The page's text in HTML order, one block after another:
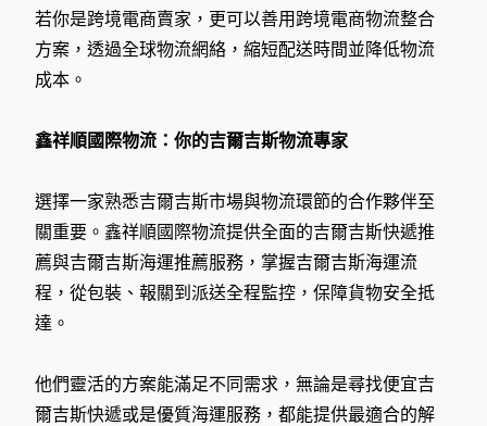
若你是跨境電商賣家，更可以善用跨境電商物流整合
方案，透過全球物流網絡，縮短配送時間並降低物流
成本。
鑫祥順國際物流：你的吉爾吉斯物流專家
選擇一家熟悉吉爾吉斯市場與物流環節的合作夥伴至
關重要。鑫祥順國際物流提供全面的吉爾吉斯快遞推
薦與吉爾吉斯海運推薦服務，掌握吉爾吉斯海運流
程，從包裝、報關到派送全程監控，保障貨物安全抵
達。
他們靈活的方案能滿足不同需求，無論是尋找便宜吉
爾吉斯快遞或是優質海運服務，都能提供最適合的解